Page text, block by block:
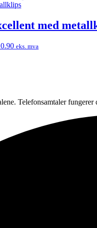
med
eks. mvaDette
velges
produktsiden
Telefonsamtaler